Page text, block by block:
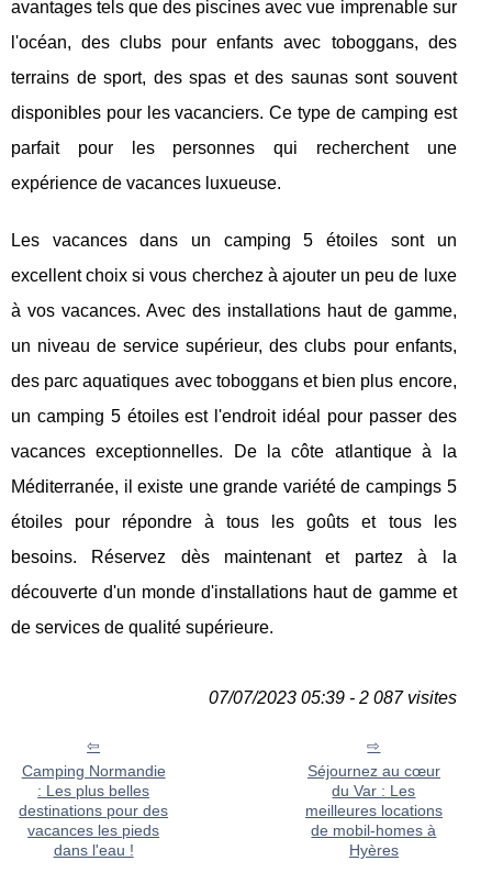
avantages tels que des piscines avec vue imprenable sur
l'océan, des clubs pour enfants avec toboggans, des
terrains de sport, des spas et des saunas sont souvent
disponibles pour les vacanciers. Ce type de camping est
parfait pour les personnes qui recherchent une
expérience de vacances luxueuse.
Les vacances dans un camping 5 étoiles sont un
excellent choix si vous cherchez à ajouter un peu de luxe
à vos vacances. Avec des installations haut de gamme,
un niveau de service supérieur, des clubs pour enfants,
des parc aquatiques avec toboggans et bien plus encore,
un camping 5 étoiles est l'endroit idéal pour passer des
vacances exceptionnelles. De la côte atlantique à la
Méditerranée, il existe une grande variété de campings 5
étoiles pour répondre à tous les goûts et tous les
besoins. Réservez dès maintenant et partez à la
découverte d'un monde d'installations haut de gamme et
de services de qualité supérieure.
07/07/2023 05:39 - 2 087 visites
Camping Normandie
: Les plus belles
destinations pour des
vacances les pieds
dans l'eau !
Séjournez au cœur
du Var : Les
meilleures locations
de mobil-homes à
Hyères